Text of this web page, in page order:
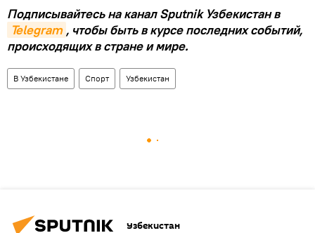
Подписывайтесь на канал Sputnik Узбекистан в
Telegram , чтобы быть в курсе последних событий,
происходящих в стране и мире.
В Узбекистане Спорт Узбекистан
Узбекистан